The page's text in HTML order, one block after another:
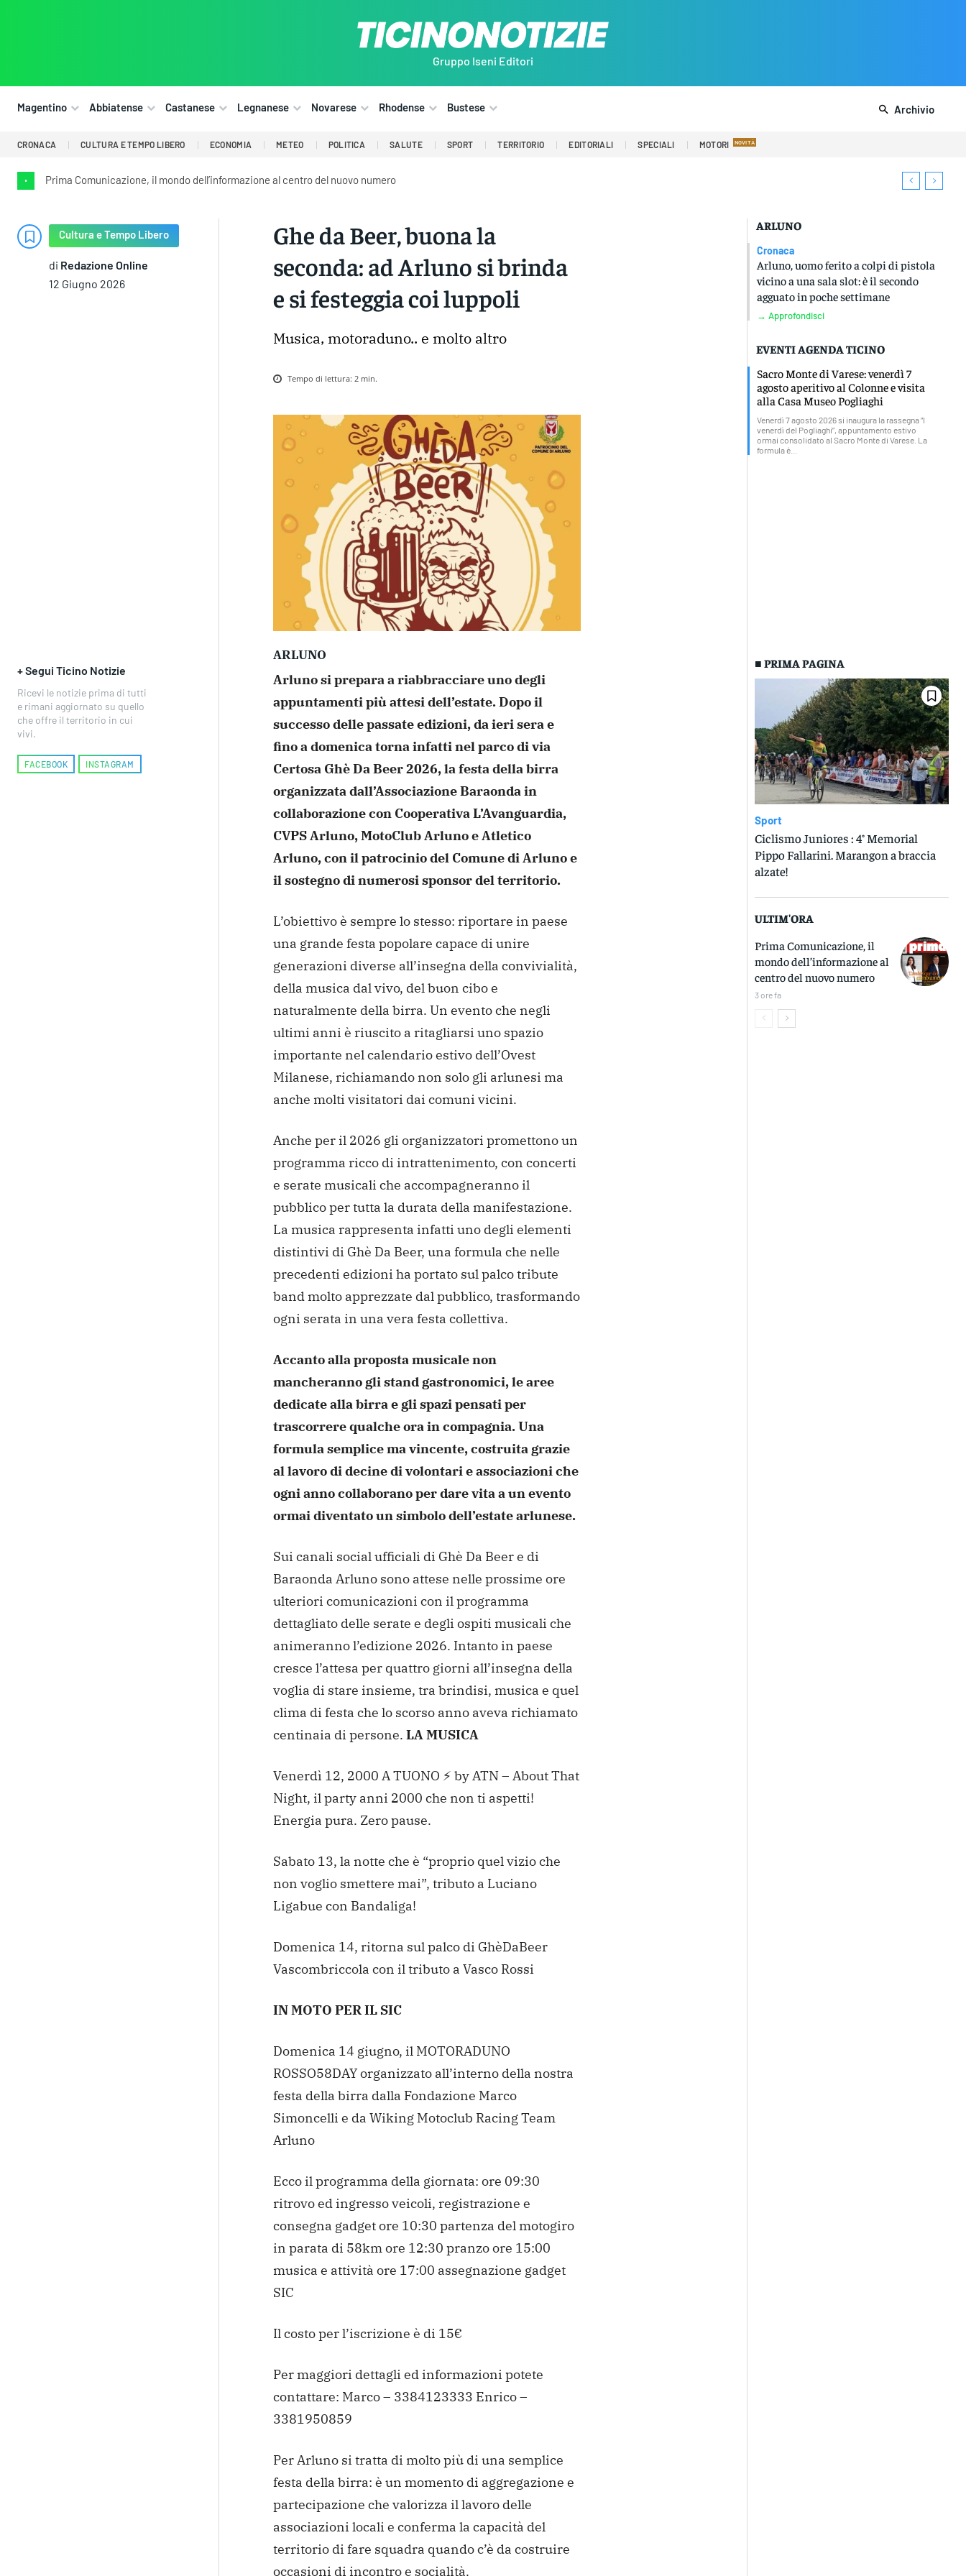
Gruppo Iseni Editori
Magentino Abbiatense Castanese Legnanese Novarese Rhodense Bustese Archivio
CRONACA CULTURA E TEMPO LIBERO ECONOMIA METEO POLITICA SALUTE SPORT TERRITORIO EDITORIALI SPECIALI MOTORI
• Prima Comunicazione, il mondo dell’informazione al centro del nuovo numero
Cultura e Tempo Libero
di Redazione Online
12 Giugno 2026
Ghe da Beer, buona la
seconda: ad Arluno si brinda
e si festeggia coi luppoli
Musica, motoraduno.. e molto altro
Tempo di lettura: 2min.
ARLUNO
Cronaca
Arluno, uomo ferito a colpi di pistola
vicino a una sala slot: è il secondo
agguato in poche settimane
→ Approfondisci
EVENTI AGENDA TICINO
Sacro Monte di Varese: venerdì 7
agosto aperitivo al Colonne e visita
alla Casa Museo Pogliaghi
Venerdì 7 agosto 2026 si inaugura la rassegna “I
venerdì del Pogliaghi”, appuntamento estivo
ormai consolidato al Sacro Monte di Varese. La
formula è...
+ Segui Ticino Notizie
Ricevi le notizie prima di tutti
e rimani aggiornato su quello
che offre il territorio in cui
vivi.
FACEBOOK INSTAGRAM
ARLUNO
Arluno si prepara a riabbracciare uno degli
appuntamenti più attesi dell’estate. Dopo il
successo delle passate edizioni, da ieri sera e
fino a domenica torna infatti nel parco di via
Certosa Ghè Da Beer 2026, la festa della birra
organizzata dall’Associazione Baraonda in
collaborazione con Cooperativa L’Avanguardia,
CVPS Arluno, MotoClub Arluno e Atletico
Arluno, con il patrocinio del Comune di Arluno e
il sostegno di numerosi sponsor del territorio.
L’obiettivo è sempre lo stesso: riportare in paese
una grande festa popolare capace di unire
generazioni diverse all’insegna della convivialità,
della musica dal vivo, del buon cibo e
naturalmente della birra. Un evento che negli
ultimi anni è riuscito a ritagliarsi uno spazio
importante nel calendario estivo dell’Ovest
Milanese, richiamando non solo gli arlunesi ma
anche molti visitatori dai comuni vicini.
Anche per il 2026 gli organizzatori promettono un
programma ricco di intrattenimento, con concerti
e serate musicali che accompagneranno il
pubblico per tutta la durata della manifestazione.
La musica rappresenta infatti uno degli elementi
distintivi di Ghè Da Beer, una formula che nelle
precedenti edizioni ha portato sul palco tribute
band molto apprezzate dal pubblico, trasformando
ogni serata in una vera festa collettiva.
Accanto alla proposta musicale non
mancheranno gli stand gastronomici, le aree
dedicate alla birra e gli spazi pensati per
trascorrere qualche ora in compagnia. Una
formula semplice ma vincente, costruita grazie
al lavoro di decine di volontari e associazioni che
ogni anno collaborano per dare vita a un evento
ormai diventato un simbolo dell’estate arlunese.
Sui canali social ufficiali di Ghè Da Beer e di
Baraonda Arluno sono attese nelle prossime ore
ulteriori comunicazioni con il programma
dettagliato delle serate e degli ospiti musicali che
animeranno l’edizione 2026. Intanto in paese
cresce l’attesa per quattro giorni all’insegna della
voglia di stare insieme, tra brindisi, musica e quel
clima di festa che lo scorso anno aveva richiamato
centinaia di persone. LA MUSICA
Venerdì 12, 2000 A TUONO ⚡ by ATN – About That
Night, il party anni 2000 che non ti aspetti!
Energia pura. Zero pause.
Sabato 13, la notte che è “proprio quel vizio che
non voglio smettere mai”, tributo a Luciano
Ligabue con Bandaliga!
Domenica 14, ritorna sul palco di GhèDaBeer
Vascombriccola con il tributo a Vasco Rossi
IN MOTO PER IL SIC
Domenica 14 giugno, il MOTORADUNO
ROSSO58DAY organizzato all’interno della nostra
festa della birra dalla Fondazione Marco
Simoncelli e da Wiking Motoclub Racing Team
Arluno
Ecco il programma della giornata: ore 09:30
ritrovo ed ingresso veicoli, registrazione e
consegna gadgetore 10:30 partenza del motogiro
in parata di 58kmore 12:30 pranzoore 15:00
musica e attività ore 17:00 assegnazione gadget
SIC
Il costo per l’iscrizione è di 15€
Per maggiori dettagli ed informazioni potete
contattare: Marco – 3384123333 Enrico –
3381950859
Per Arluno si tratta di molto più di una semplice
festa della birra: è un momento di aggregazione e
partecipazione che valorizza il lavoro delle
associazioni locali e conferma la capacità del
territorio di fare squadra quando c’è da costruire
occasioni di incontro e socialità.
■ PRIMA PAGINA
Sport
Ciclismo Juniores : 4° Memorial
Pippo Fallarini. Marangon a braccia
alzate!
ULTIM'ORA
Prima Comunicazione, il
mondo dell’informazione al
centro del nuovo numero
3 ore fa